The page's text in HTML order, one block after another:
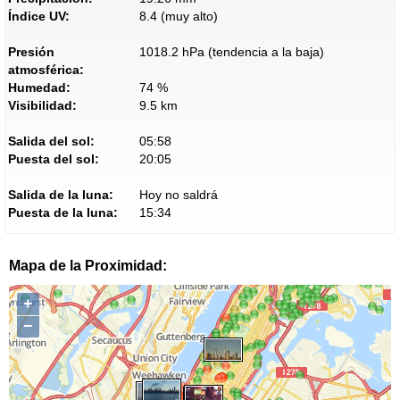
Índice UV:
8.4 (muy alto)
Presión
atmosférica:
1018.2 hPa (tendencia a la baja)
Humedad:
74 %
Visibilidad:
9.5 km
Salida del sol:
05:58
Puesta del sol:
20:05
Salida de la luna:
Hoy no saldrá
Puesta de la luna:
15:34
Mapa de la Proximidad:
+
−